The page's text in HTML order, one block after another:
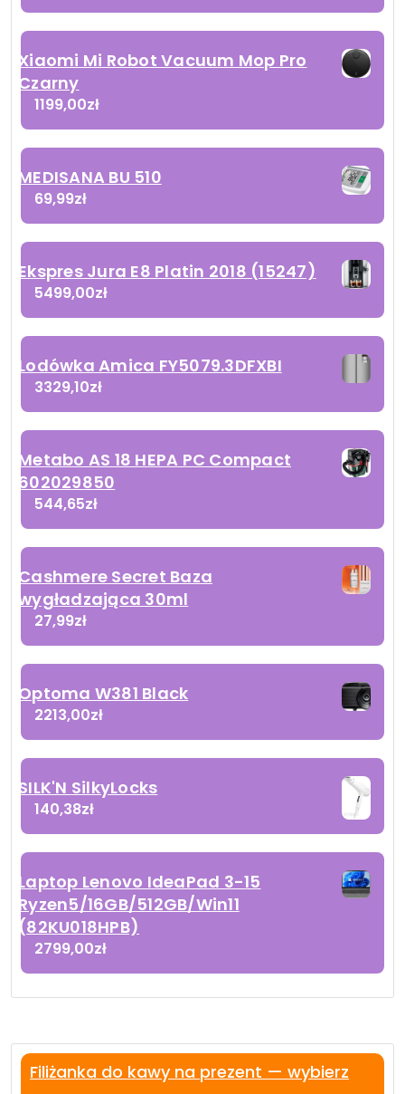
Xiaomi Mi Robot Vacuum Mop Pro
Czarny
1199,00zł
MEDISANA BU 510
69,99zł
Ekspres Jura E8 Platin 2018 (15247)
5499,00zł
Lodówka Amica FY5079.3DFXBI
3329,10zł
Metabo AS 18 HEPA PC Compact
602029850
544,65zł
Cashmere Secret Baza
wygładzająca 30ml
27,99zł
Optoma W381 Black
2213,00zł
SILK'N SilkyLocks
140,38zł
Laptop Lenovo IdeaPad 3-15
Ryzen5/16GB/512GB/Win11
(82KU018HPB)
2799,00zł
Filiżanka do kawy na prezent — wybierz